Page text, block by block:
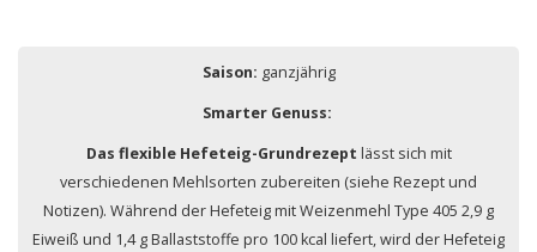
Saison: ganzjährig
Smarter Genuss:
Das flexible Hefeteig-Grundrezept lässt sich mit
verschiedenen Mehlsorten zubereiten (siehe Rezept und
Notizen). Während der Hefeteig mit Weizenmehl Type 405 2,9 g
Eiweiß und 1,4 g Ballaststoffe pro 100 kcal liefert, wird der Hefeteig